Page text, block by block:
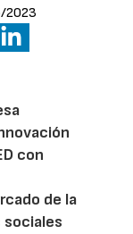
2023
con
de la
sociales